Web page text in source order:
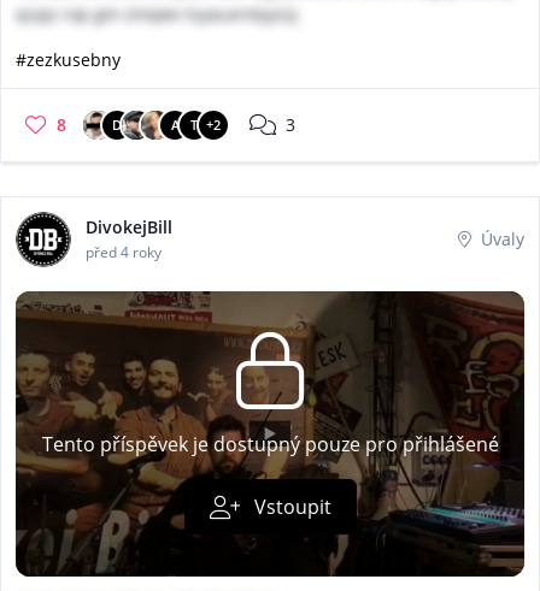
qcpp rop gm zmqwv tsyauxrvtyyszj
#zezkusebny
8 D A T +2 3
DivokejBill
před 4 roky
Úvaly
Tento příspěvek je dostupný pouze pro přihlášené
Vstoupit